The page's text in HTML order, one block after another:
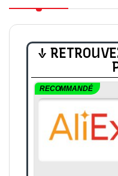
↓
RECOMMANDÉ